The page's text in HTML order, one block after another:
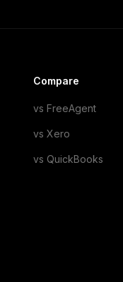
Compare
vs FreeAgent
vs Xero
vs QuickBooks